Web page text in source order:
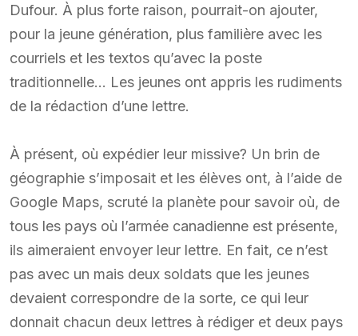
Dufour. À plus forte raison, pourrait-on ajouter,
pour la jeune génération, plus familière avec les
courriels et les textos qu’avec la poste
traditionnelle… Les jeunes ont appris les rudiments
de la rédaction d’une lettre.
À présent, où expédier leur missive? Un brin de
géographie s’imposait et les élèves ont, à l’aide de
Google Maps, scruté la planète pour savoir où, de
tous les pays où l’armée canadienne est présente,
ils aimeraient envoyer leur lettre. En fait, ce n’est
pas avec un mais deux soldats que les jeunes
devaient correspondre de la sorte, ce qui leur
donnait chacun deux lettres à rédiger et deux pays